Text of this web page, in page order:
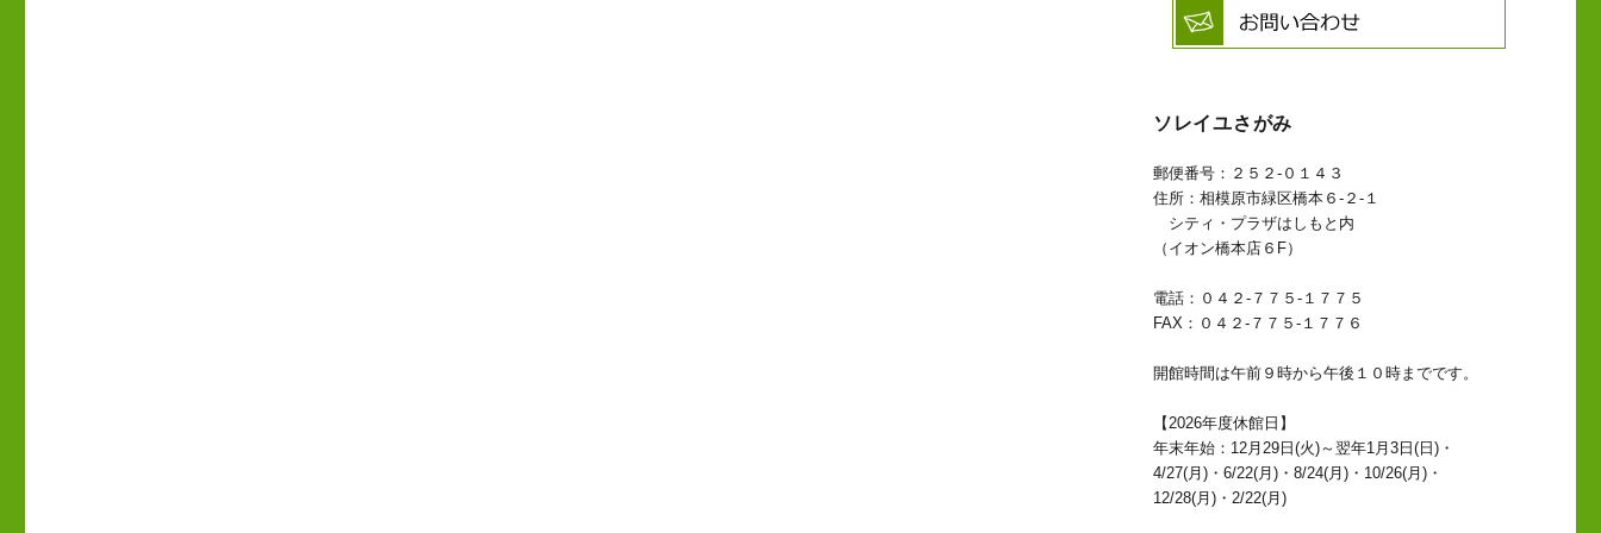
ソレイユさがみ
郵便番号：２５２-０１４３
住所：相模原市緑区橋本６-２-１
シティ・プラザはしもと内
（イオン橋本店６F）
電話：０４２-７７５-１７７５
FAX：０４２-７７５-１７７６
開館時間は午前９時から午後１０時までです。
【2026年度休館日】
年末年始：12月29日(火)～翌年1月3日(日)・
4/27(月)・6/22(月)・8/24(月)・10/26(月)・
12/28(月)・2/22(月)